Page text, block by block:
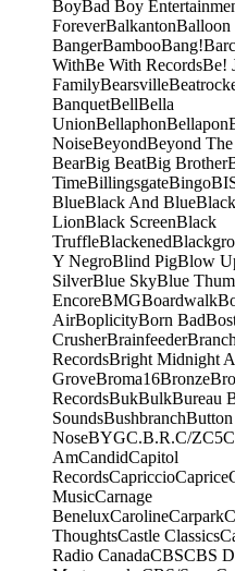
BoyBad Boy
ForeverBalkantonBalloon
BangerBambooBang!
WithBe With RecordsBe!
FamilyBearsville
BanquetBellBella
UnionBellaphonBellapon
NoiseBeyondBeyond
BearBig BeatBig Brother
TimeBillingsgateBingo
BlueBlack And Blue
LionBlack ScreenBlack
TruffleBlackened
Y NegroBlind PigBlow
SilverBlue SkyBlue
EncoreBMGBoardwalk
AirBoplicityBorn Bad
CrusherBrainfeeder
RecordsBright Midnight
GroveBroma16Bronze
RecordsBukBulkBureau
SoundsBushbranchButton
NoseBYGC.B.R.C/ZC5
AmCandidCapitol
RecordsCapriccioCaprice
MusicCarnage
BeneluxCarolineCarpark
ThoughtsCastle Classics
Radio CanadaCBSCBS